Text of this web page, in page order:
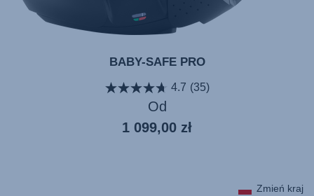
BABY-SAFE PRO
4.7 (35)
Od
Aktualna
1 099,00 zł
Zmień kraj